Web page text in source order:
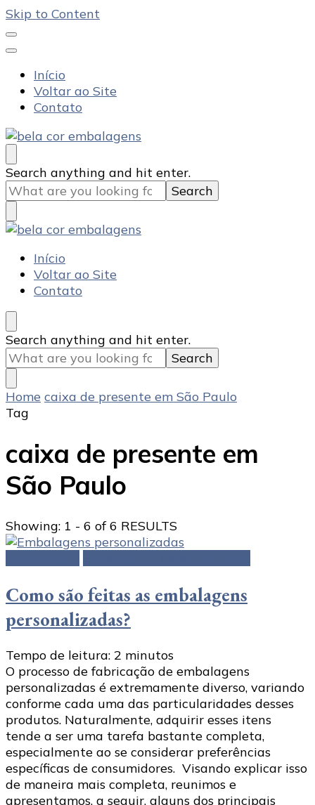
Skip to Content
Início
Voltar ao Site
Contato
Bela Cor Embalagens
Blog
Looking
for
Something?
Search anything and hit enter.
Bela Cor Embalagens
Blog
Início
Voltar ao Site
Contato
Looking
for
Something?
Search anything and hit enter.
Home caixa de presente em São Paulo
Tag
caixa de presente em
São Paulo
Showing: 1 - 6 of 6 RESULTS
Como são feitas as embalagens
personalizadas?
Tempo de leitura: 2 minutos
O processo de fabricação de embalagens
personalizadas é extremamente diverso, variando
conforme cada uma das particularidades desses
produtos. Naturalmente, adquirir esses itens
tende a ser uma tarefa bastante completa,
especialmente ao se considerar preferências
específicas de consumidores. Visando explicar isso
de maneira mais completa, reunimos e
apresentamos, a seguir, alguns dos principais